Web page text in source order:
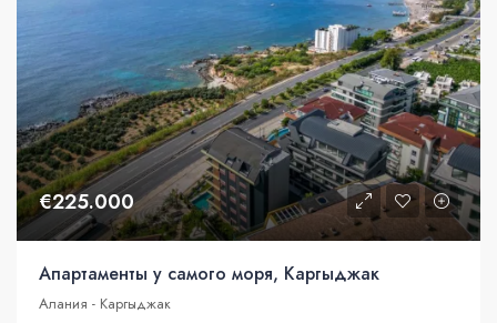
€225.000
Апартаменты у самого моря, Каргыджак
Алания - Каргыджак